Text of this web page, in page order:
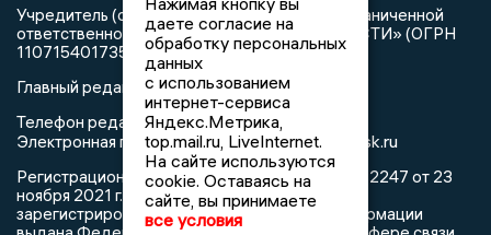
Учредитель (соучредители): Общество с ограниченной
ответственностью «РЕГИОНАЛЬНЫЕ НОВОСТИ» (ОГРН
1107154017354)
Главный редактор: Герцог Е.Г.
Телефон редакции: +7 903 699 9427
Электронная почта редакции:info@newslipetsk.ru
Регистрационный номер: серия Эл № ФС77-82247 от 23
ноября 2021 г. согласно выписке из реестра
зарегистрированных средств массовой информации
даете согласие на
обработку персональных
данных
с использованием
интернет-сервиса
Яндекс.Метрика,
top.mail.ru, LiveInternet.
На сайте используются
cookie. Оставаясь на
сайте, вы принимаете
все условия